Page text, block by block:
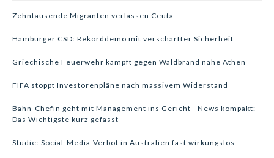
Zehntausende Migranten verlassen Ceuta
Hamburger CSD: Rekorddemo mit verschärfter Sicherheit
Griechische Feuerwehr kämpft gegen Waldbrand nahe Athen
FIFA stoppt Investorenpläne nach massivem Widerstand
Bahn-Chefin geht mit Management ins Gericht - News kompakt:
Das Wichtigste kurz gefasst
Studie: Social-Media-Verbot in Australien fast wirkungslos